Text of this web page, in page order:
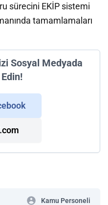
sürecini EKİP sistemi
tamamlamaları
Sosyal Medyada
Kamu Personeli